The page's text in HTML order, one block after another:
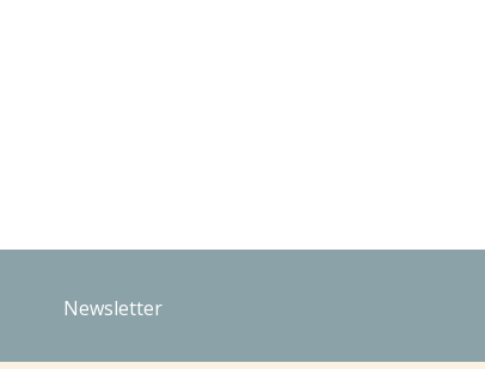
Newsletter